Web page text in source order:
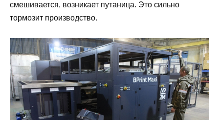
смешивается, возникает путаница. Это сильно
тормозит производство.